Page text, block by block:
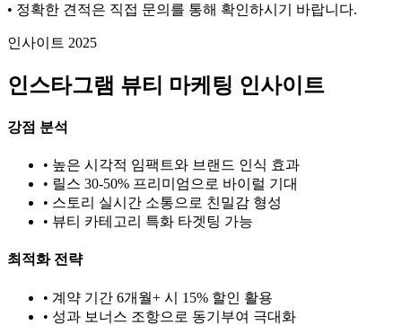
• 정확한 견적은 직접 문의를 통해 확인하시기 바랍니다.
인사이트 2025
인스타그램 뷰티 마케팅 인사이트
강점 분석
• 높은 시각적 임팩트와 브랜드 인식 효과
• 릴스 30-50% 프리미엄으로 바이럴 기대
• 스토리 실시간 소통으로 친밀감 형성
• 뷰티 카테고리 특화 타겟팅 가능
최적화 전략
• 계약 기간 6개월+ 시 15% 할인 활용
• 성과 보너스 조항으로 동기부여 극대화